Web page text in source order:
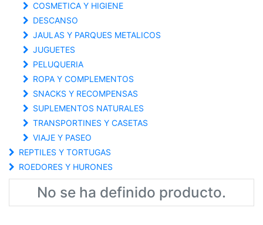
COSMETICA Y HIGIENE
DESCANSO
JAULAS Y PARQUES METALICOS
JUGUETES
PELUQUERIA
ROPA Y COMPLEMENTOS
SNACKS Y RECOMPENSAS
SUPLEMENTOS NATURALES
TRANSPORTINES Y CASETAS
VIAJE Y PASEO
REPTILES Y TORTUGAS
ROEDORES Y HURONES
No se ha definido producto.